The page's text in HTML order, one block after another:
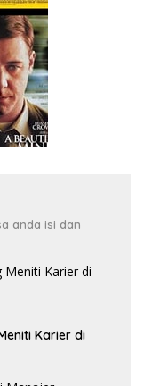
anda isi dan
Karier di